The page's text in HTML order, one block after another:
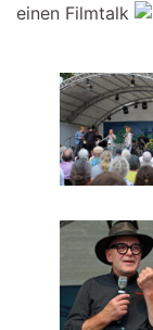
einen Filmtalk